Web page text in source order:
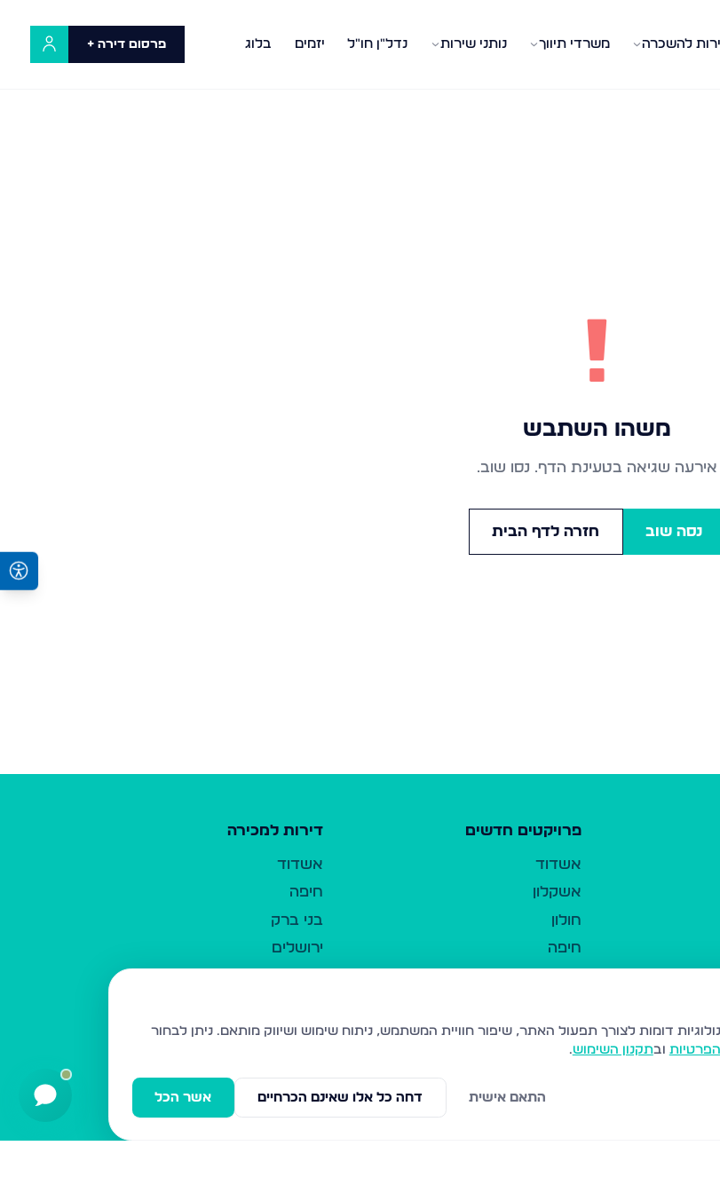
להשכרה משרדי תיווך נותני שירות נדל"ן חו"ל יזמים בלוג פרסום דירה +
!
משהו השתבש
אירעה שגיאה בטעינת הדף. נסו שוב.
נסה שוב חזרה לדף הבית
פרויקטים חדשים
אשדוד
אשקלון
חולון
חיפה
נהריה
עמנואל
דירות למכירה
אשדוד
חיפה
בני ברק
ירושלים
בית שמש
ביתר עילית
ניתן לבחור
הפרטיות ובתקנון השימוש.
אשר הכל דחה כל אלו שאינם הכרחיים התאם אישית